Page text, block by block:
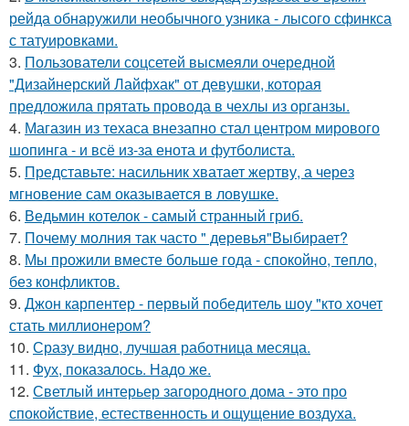
рейда обнаружили необычного узника - лысого сфинкса
с татуировками.
3. Пользователи соцсетей высмеяли очередной
"Дизайнерский Лайфхак" от девушки, которая
предложила прятать провода в чехлы из органзы.
4. Магазин из техаса внезапно стал центром мирового
шопинга - и всё из-за енота и футболиста.
5. Представьте: насильник хватает жертву, а через
мгновение сам оказывается в ловушке.
6. Ведьмин котелок - самый странный гриб.
7. Почему молния так часто " деревья"Выбирает?
8. Мы прожили вместе больше года - спокойно, тепло,
без конфликтов.
9. Джон карпентер - первый победитель шоу "кто хочет
стать миллионером?
10. Сразу видно, лучшая работница месяца.
11. Фух, показалось. Надо же.
12. Светлый интерьер загородного дома - это про
спокойствие, естественность и ощущение воздуха.